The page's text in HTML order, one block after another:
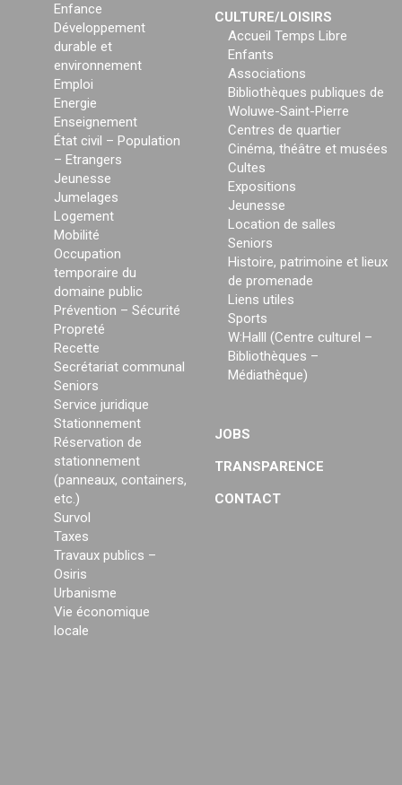
Enfance
Développement
durable et
environnement
Emploi
Energie
Enseignement
État civil – Population
– Etrangers
Jeunesse
Jumelages
Logement
Mobilité
Occupation
temporaire du
domaine public
Prévention – Sécurité
Propreté
Recette
Secrétariat communal
Seniors
Service juridique
Stationnement
Réservation de
stationnement
(panneaux, containers,
etc.)
Survol
Taxes
Travaux publics –
Osiris
Urbanisme
Vie économique
locale
CULTURE/LOISIRS
Accueil Temps Libre
Enfants
Associations
Bibliothèques publiques de
Woluwe-Saint-Pierre
Centres de quartier
Cinéma, théâtre et musées
Cultes
Expositions
Jeunesse
Location de salles
Seniors
Histoire, patrimoine et lieux
de promenade
Liens utiles
Sports
W:Halll (Centre culturel –
Bibliothèques –
Médiathèque)
JOBS
TRANSPARENCE
CONTACT